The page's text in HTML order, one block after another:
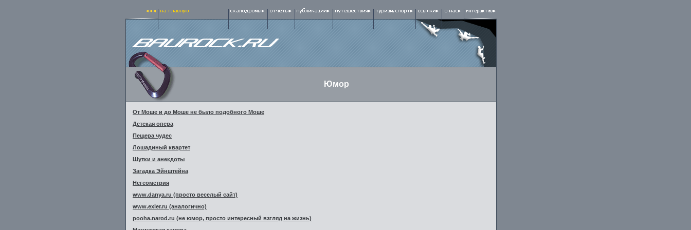
Юмор
От Моше и до Моше не было подобного Моше
Детская опера
Пещера чудес
Лошадиный квартет
Шутки и анекдоты
Загадка Эйнштейна
Негеометрия
www.danya.ru (просто веселый сайт)
www.exler.ru (аналогично)
pooha.narod.ru (не юмор, просто интересный взгляд на жизнь)